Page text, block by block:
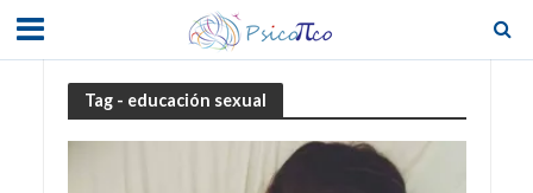
Tag - educación sexual